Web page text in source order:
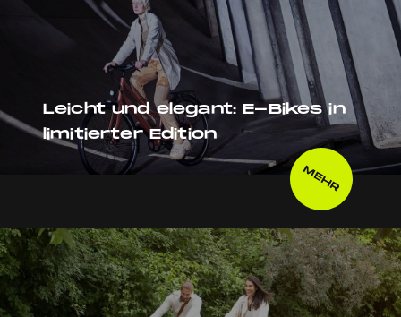
Leicht und elegant: E-Bikes in
limitierter Edition
MEHR